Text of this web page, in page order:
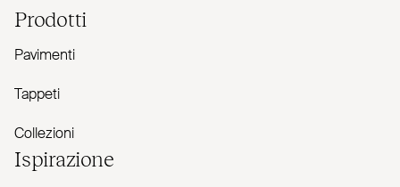
Prodotti
Pavimenti
Tappeti
Collezioni
Ispirazione